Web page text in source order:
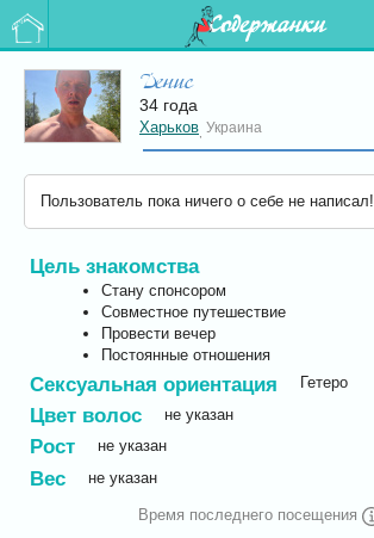
Содержанки
Денис
34 года
Харьков Украина
Пользователь пока ничего о себе не написал!
Цель знакомства
Стану спонсором
Совместное путешествие
Провести вечер
Постоянные отношения
Сексуальная ориентация Гетеро
Цвет волос не указан
Рост не указан
Вес не указан
Время последнего посещения